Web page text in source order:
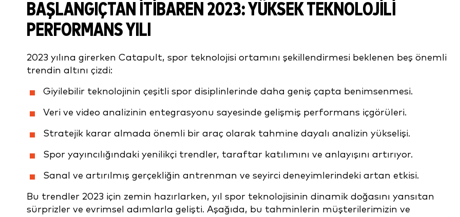
BAŞLANGIÇTAN ITIBAREN 2023: YÜKSEK TEKNOLOJILI
PERFORMANS YILI
2023 yılına girerken Catapult, spor teknolojisi ortamını şekillendirmesi beklenen beş önemli
trendin altını çizdi:
Giyilebilir teknolojinin çeşitli spor disiplinlerinde daha geniş çapta benimsenmesi.
Veri ve video analizinin entegrasyonu sayesinde gelişmiş performans içgörüleri.
Stratejik karar almada önemli bir araç olarak tahmine dayalı analizin yükselişi.
Spor yayıncılığındaki yenilikçi trendler, taraftar katılımını ve anlayışını artırıyor.
Sanal ve artırılmış gerçekliğin antrenman ve seyirci deneyimlerindeki artan etkisi.
Bu trendler 2023 için zemin hazırlarken, yıl spor teknolojisinin dinamik doğasını yansıtan
sürprizler ve evrimsel adımlarla gelişti. Aşağıda, bu tahminlerin müşterilerimizin ve